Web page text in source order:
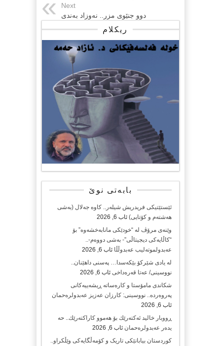
Next
دوو جنێوی مزر.. نەوزاد بەندی
ریکلام
بابەتی نوێ
ئێستێتیکی فریدریش شیلەر.. کاوە جەلال (بەشی
هەشتەم و کۆتایی) ئاب 6, 2026
وێنەی مرۆڤ لە “خودێکی مانابەخشەوە” بۆ
“کاڵایەکی دیجیتاڵی”- بەشی دووەم-..
عەبدولموتەلیب عەبدوڵڵا ئاب 6, 2026
لە یادی شێرکۆ بێکەسدا… پەسنی داهێنان..
نووسینی/ عەتا قەرەداخی ئاب 6, 2026
شکاندی مامۆستا و کارەساتە ڕیشەییەکانی
پەروەردە.. نووسینی: کارزان عەزیز عەبدولرەحمان
ئاب 6, 2026
ڕووبار خالید ئەكتەرێك بۆ هەموو كاراكتەرێك.. حه
یدەر عەبدولرەحمان ئاب 6, 2026
کوردستان بیابانێکی تاریک و کۆمەڵگایەکی وێڵکراو..